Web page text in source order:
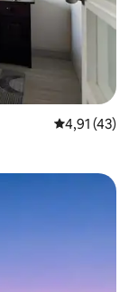
Évaluation
4,91 (43)